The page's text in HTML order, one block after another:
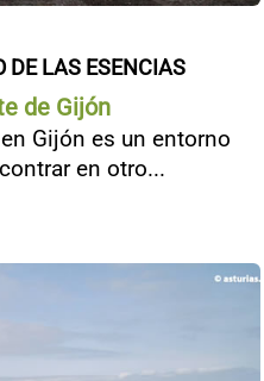
DE LAS ESENCIAS
de Gijón
Gijón es un entorno
en otro...